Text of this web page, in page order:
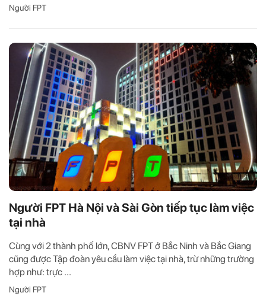
Người FPT
Người FPT Hà Nội và Sài Gòn tiếp tục làm việc
tại nhà
Cùng với 2 thành phố lớn, CBNV FPT ở Bắc Ninh và Bắc Giang
cũng được Tập đoàn yêu cầu làm việc tại nhà, trừ những trường
hợp như: trực ...
Người FPT